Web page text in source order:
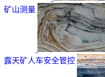
矿山测量
露天矿人车安全管控